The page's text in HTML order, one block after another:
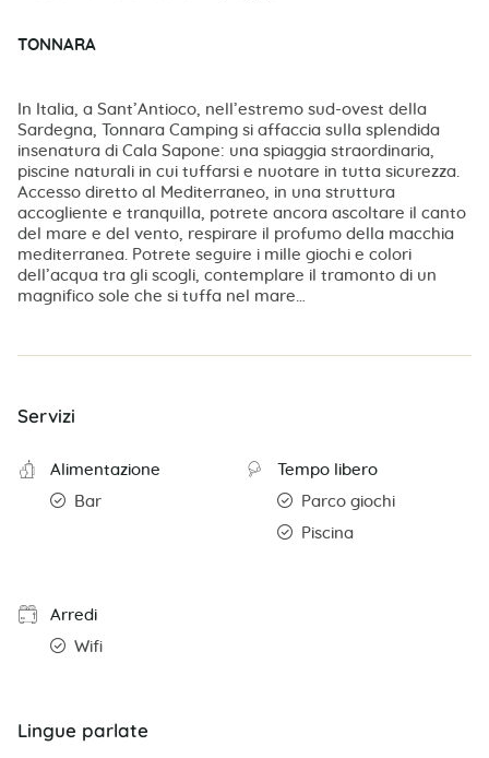
TONNARA
In Italia, a Sant’Antioco, nell’estremo sud-ovest della
Sardegna, Tonnara Camping si affaccia sulla splendida
insenatura di Cala Sapone: una spiaggia straordinaria,
piscine naturali in cui tuffarsi e nuotare in tutta sicurezza.
Accesso diretto al Mediterraneo, in una struttura
accogliente e tranquilla, potrete ancora ascoltare il canto
del mare e del vento, respirare il profumo della macchia
mediterranea. Potrete seguire i mille giochi e colori
dell’acqua tra gli scogli, contemplare il tramonto di un
magnifico sole che si tuffa nel mare…
Servizi
Alimentazione
Bar
Tempo libero
Parco giochi
Piscina
Arredi
Wifi
Lingue parlate